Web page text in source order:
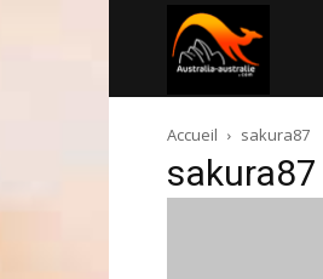
Accueil sakura87
sakura87